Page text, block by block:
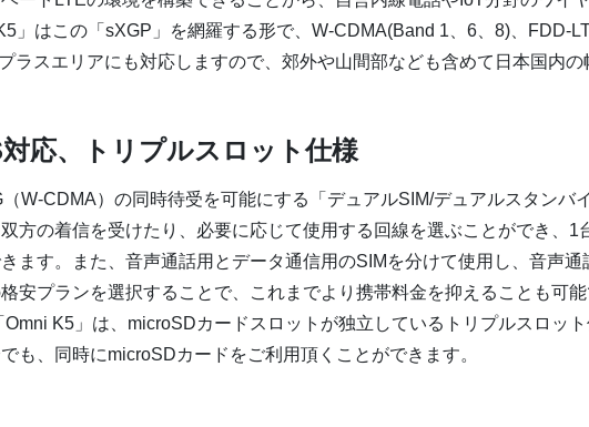
」はこの「sXGP」を網羅する形で、W-CDMA(Band 1、6、8)、FDD-
ラスエリアにも対応しますので、郊外や山間部なども含めて日本国内の
応、トリプルスロット仕様
（W-CDMA）の同時待受を可能にする「デュアルSIM/デュアルスタン
方の着信を受けたり、必要に応じて使用する回線を選ぶことができ、
ます。また、音声通話用とデータ通信用のSIMを分けて使用し、音声
安プランを選択することで、これまでより携帯料金を抑えることも可能
Omni K5」は、microSDカードスロットが独立しているトリプルスロッ
も、同時にmicroSDカードをご利用頂くことができます。